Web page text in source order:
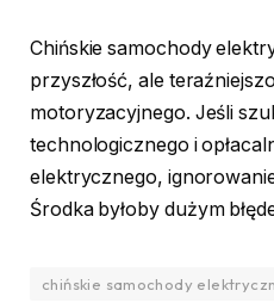
Chińskie samochody
przyszłość, ale
motoryzacyjnego. Jeśli
technologicznego i
elektrycznego,
Środka byłoby dużym
chińskie samochody